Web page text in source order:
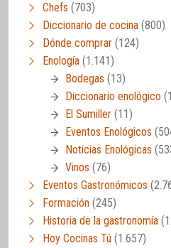
Chefs (703)
Diccionario de cocina (800)
Dónde comprar (124)
Enología (1.141)
Bodegas (13)
Diccionario enológico
El Sumiller (11)
Eventos Enológicos
Noticias Enológicas
Vinos (76)
Eventos Gastronómicos
Formación (245)
Historia de la gastronomía
Hoy Cocinas Tú (1.657)